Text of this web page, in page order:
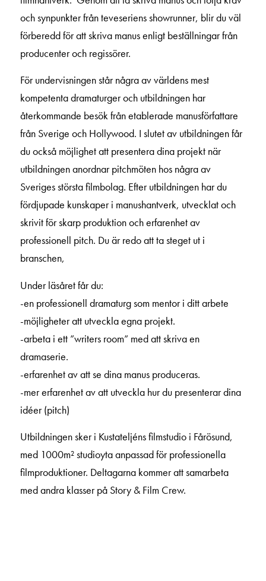
och synpunkter från teveseriens showrunner, blir du väl
förberedd för att skriva manus enligt beställningar från
producenter och regissörer.
För undervisningen står några av världens mest
kompetenta dramaturger och utbildningen har
återkommande besök från etablerade manusförfattare
från Sverige och Hollywood. I slutet av utbildningen får
du också möjlighet att presentera dina projekt när
utbildningen anordnar pitchmöten hos några av
Sveriges största filmbolag. Efter utbildningen har du
fördjupade kunskaper i manushantverk, utvecklat och
skrivit för skarp produktion och erfarenhet av
professionell pitch. Du är redo att ta steget ut i
branschen,
Under läsåret får du:
-en professionell dramaturg som mentor i ditt arbete
-möjligheter att utveckla egna projekt.
-arbeta i ett ”writers room” med att skriva en
dramaserie.
-erfarenhet av att se dina manus produceras.
-mer erfarenhet av att utveckla hur du presenterar dina
idéer (pitch)
Utbildningen sker i Kustateljéns filmstudio i Fårösund,
med 1000m² studioyta anpassad för professionella
filmproduktioner. Deltagarna kommer att samarbeta
med andra klasser på Story & Film Crew.